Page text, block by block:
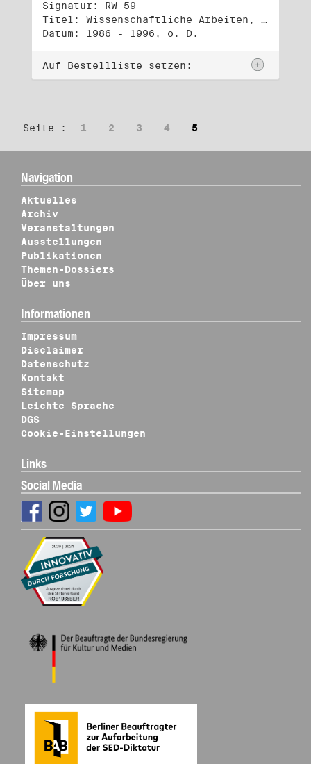
Signatur: RW 59
Titel: Wissenschaftliche Arbeiten, Studien und Manuskripte Dritter (3)
Datum: 1986 - 1996, o. D.
Auf Bestellliste setzen:
Seite : 1 2 3 4 5
Navigation
Aktuelles
Archiv
Veranstaltungen
Ausstellungen
Publikationen
Themen-Dossiers
Über uns
Informationen
Impressum
Disclaimer
Datenschutz
Kontakt
Sitemap
Leichte Sprache
DGS
Cookie-Einstellungen
Links
Social Media